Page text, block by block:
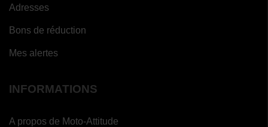
Adresses
Bons de réduction
Mes alertes
INFORMATIONS
A propos de Moto-Attitude